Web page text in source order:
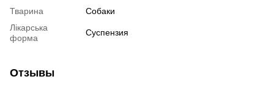
Тварина
Собаки
Лікарська
форма
Суспензия
Отзывы